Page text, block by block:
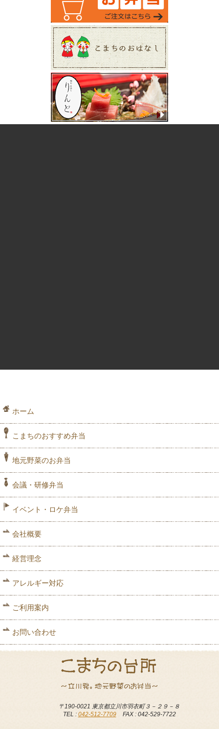
ホーム
こまちのおすすめ弁当
地元野菜のお弁当
会議・研修弁当
イベント・ロケ弁当
会社概要
経営理念
アレルギー対応
ご利用案内
お問い合わせ
〒190-0021 東京都立川市羽衣町３－２９－８
TEL : 042-512-7709 FAX : 042-529-7722